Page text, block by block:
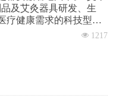
及艾灸器具研发、生
疗健康需求的科技型企
获得60多项国家专利，
넶 1217